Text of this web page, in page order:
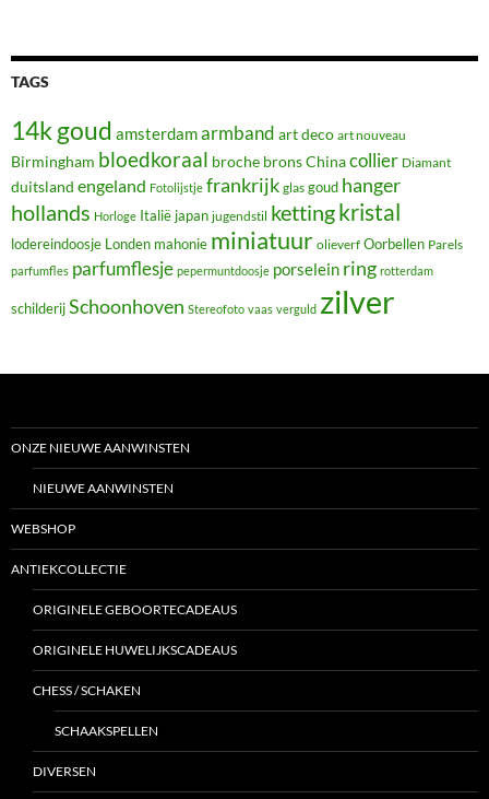
TAGS
14k goud amsterdamarmband art deco art nouveau
Birmingham bloedkoraal broche bronsChinacollier Diamant
duitsland engeland Fotolijstje frankrijk glas goud hanger
hollands Horloge Italië japan jugendstil kettingkristal
lodereindoosje Londen mahonie miniatuur olieverf Oorbellen Parels
parfumfles parfumflesje pepermuntdoosje porselein ring rotterdam
schilderijSchoonhoven Stereofoto vaas verguld zilver
ONZE NIEUWE AANWINSTEN
NIEUWE AANWINSTEN
WEBSHOP
ANTIEKCOLLECTIE
ORIGINELE GEBOORTECADEAUS
ORIGINELE HUWELIJKSCADEAUS
CHESS / SCHAKEN
SCHAAKSPELLEN
DIVERSEN